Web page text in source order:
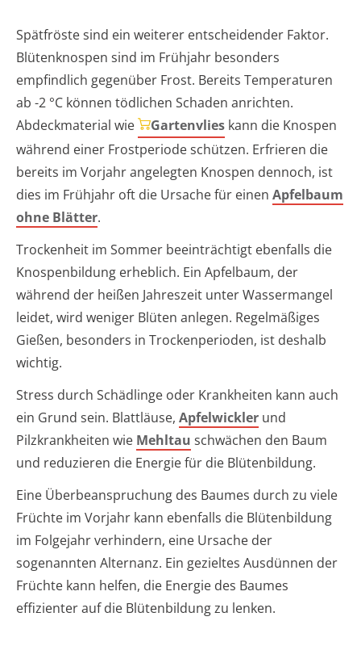
Spätfröste sind ein weiterer entscheidender Faktor.
Blütenknospen sind im Frühjahr besonders
empfindlich gegenüber Frost. Bereits Temperaturen
ab -2 °C können tödlichen Schaden anrichten.
Abdeckmaterial wie
Gartenvlies kann die Knospen
während einer Frostperiode schützen. Erfrieren die
bereits im Vorjahr angelegten Knospen dennoch, ist
dies im Frühjahr oft die Ursache für einen Apfelbaum
ohne Blätter.
Trockenheit im Sommer beeinträchtigt ebenfalls die
Knospenbildung erheblich. Ein Apfelbaum, der
während der heißen Jahreszeit unter Wassermangel
leidet, wird weniger Blüten anlegen. Regelmäßiges
Gießen, besonders in Trockenperioden, ist deshalb
wichtig.
Stress durch Schädlinge oder Krankheiten kann auch
ein Grund sein. Blattläuse, Apfelwickler und
Pilzkrankheiten wie Mehltau schwächen den Baum
und reduzieren die Energie für die Blütenbildung.
Eine Überbeanspruchung des Baumes durch zu viele
Früchte im Vorjahr kann ebenfalls die Blütenbildung
im Folgejahr verhindern, eine Ursache der
sogenannten Alternanz. Ein gezieltes Ausdünnen der
Früchte kann helfen, die Energie des Baumes
effizienter auf die Blütenbildung zu lenken.